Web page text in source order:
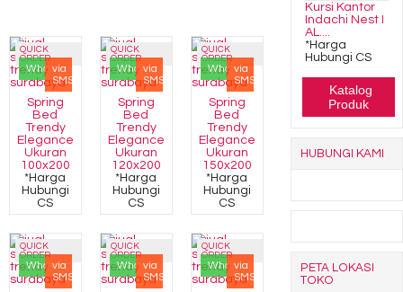
QUICK
ORDER
Whatsapp
via
SMS
Spring
Bed
Trendy
Elegance
Ukuran
100x200
*Harga
Hubungi
CS
QUICK
ORDER
Whatsapp
via
SMS
Spring
Bed
Trendy
Elegance
Ukuran
120x200
*Harga
Hubungi
CS
QUICK
ORDER
Whatsapp
via
SMS
Spring
Bed
Trendy
Elegance
Ukuran
150x200
*Harga
Hubungi
CS
QUICK
ORDER
Whatsapp
via
SMS
QUICK
ORDER
Whatsapp
via
SMS
QUICK
ORDER
Whatsapp
via
SMS
Kursi Kantor
Indachi Nest I
AL....
*Harga
Hubungi CS
Katalog
Produk
HUBUNGI KAMI
PETA LOKASI
TOKO